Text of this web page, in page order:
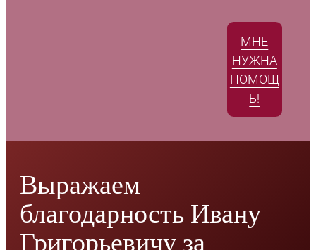
МНЕ
НУЖНА
ПОМОЩ
Ь!
Выражаем
благодарность Ивану
Григорьевичу за